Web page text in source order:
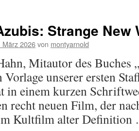
Strange New
März 2026von montyarnold
Mitautor des Buches
unserer ersten
in einem kurzen
recht neuen Film, der
Kultfilm alter